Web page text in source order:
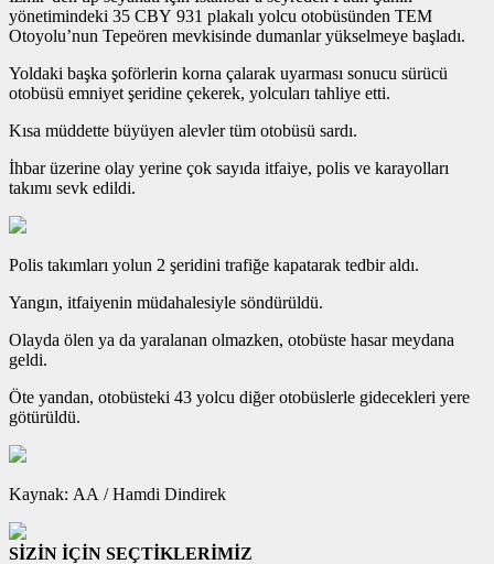
yönetimindeki 35 CBY 931 plakalı yolcu otobüsünden TEM
Otoyolu’nun Tepeören mevkisinde dumanlar yükselmeye başladı.
Yoldaki başka şoförlerin korna çalarak uyarması sonucu sürücü
otobüsü emniyet şeridine çekerek, yolcuları tahliye etti.
Kısa müddette büyüyen alevler tüm otobüsü sardı.
İhbar üzerine olay yerine çok sayıda itfaiye, polis ve karayolları
takımı sevk edildi.
Polis takımları yolun 2 şeridini trafiğe kapatarak tedbir aldı.
Yangın, itfaiyenin müdahalesiyle söndürüldü.
Olayda ölen ya da yaralanan olmazken, otobüste hasar meydana
geldi.
Öte yandan, otobüsteki 43 yolcu diğer otobüslerle gidecekleri yere
götürüldü.
Kaynak: AA / Hamdi Dindirek
SİZİN İÇİN SEÇTİKLERİMİZ